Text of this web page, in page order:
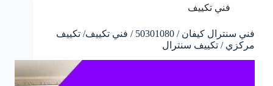
فني تكييف
فني سنترال كيفان / 50301080 / فني تكييف/ تكييف
مركزي / تكييف سنترال